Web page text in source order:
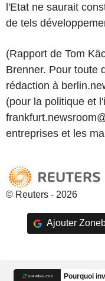
l'Etat ne saurait
de tels
(Rapport de Tom
Brenner. Pour toute
rédaction à
(pour la politique et
entreprises et les
© Reuters - 2026
Ajouter